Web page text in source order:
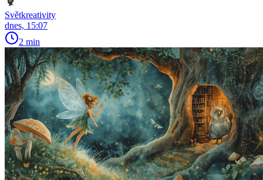
Světkreativity
dnes, 15:07
2 min